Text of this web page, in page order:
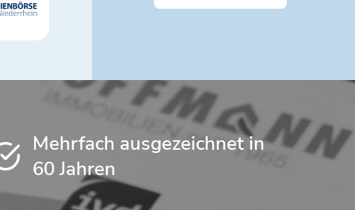
Mehrfach ausgezeichnet in
60 Jahren